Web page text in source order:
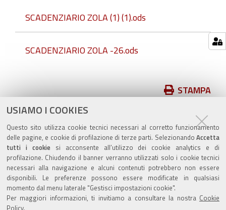
USIAMO I COOKIES
Questo sito utilizza cookie tecnici necessari al corretto funzionamento
delle pagine, e cookie di profilazione di terze parti. Selezionando Accetta
tutti i cookiesi acconsente all’utilizzo dei cookie analytics e di
profilazione. Chiudendo il banner verranno utilizzati solo i cookie tecnici
necessari alla navigazione e alcuni contenuti potrebbero non essere
disponibili. Le preferenze possono essere modificate in qualsiasi
momento dal menu laterale "Gestisci impostazioni cookie".
Per maggiori informazioni, ti invitiamo a consultare la nostra Cookie
Policy.
SCADENZIARIO ZOLA (1) (1).ods
SCADENZIARIO ZOLA -26.ods
documento
STAMPA
pubblicato il09/11/2018
ultima modifica09/11/2018
Valuta questo sito